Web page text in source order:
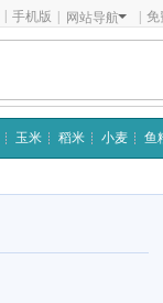
手机版 网站导航 免
玉米 稻米 小麦 鱼